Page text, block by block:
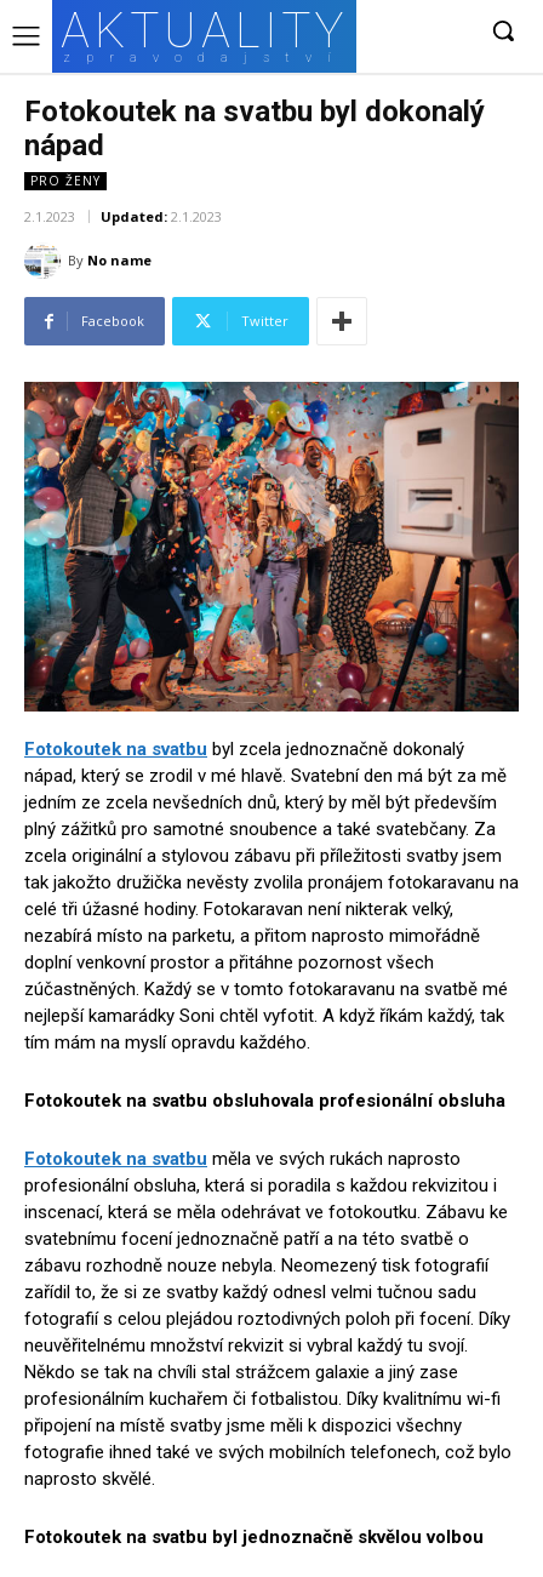
AKTUALITY
zpravodajství
Fotokoutek na svatbu byl dokonalý
nápad
PRO ŽENY
2.1.2023 Updated: 2.1.2023
By No name
Facebook Twitter
Fotokoutek na svatbu byl zcela jednoznačně dokonalý
nápad, který se zrodil v mé hlavě. Svatební den má být za mě
jedním ze zcela nevšedních dnů, který by měl být především
plný zážitků pro samotné snoubence a také svatebčany. Za
zcela originální a stylovou zábavu při příležitosti svatby jsem
tak jakožto družička nevěsty zvolila pronájem fotokaravanu na
celé tři úžasné hodiny. Fotokaravan není nikterak velký,
nezabírá místo na parketu, a přitom naprosto mimořádně
doplní venkovní prostor a přitáhne pozornost všech
zúčastněných. Každý se v tomto fotokaravanu na svatbě mé
nejlepší kamarádky Soni chtěl vyfotit. A když říkám každý, tak
tím mám na myslí opravdu každého.
Fotokoutek na svatbu obsluhovala profesionální obsluha
Fotokoutek na svatbu měla ve svých rukách naprosto
profesionální obsluha, která si poradila s každou rekvizitou i
inscenací, která se měla odehrávat ve fotokoutku. Zábavu ke
svatebnímu focení jednoznačně patří a na této svatbě o
zábavu rozhodně nouze nebyla. Neomezený tisk fotografií
zařídil to, že si ze svatby každý odnesl velmi tučnou sadu
fotografií s celou plejádou roztodivných poloh při focení. Díky
neuvěřitelnému množství rekvizit si vybral každý tu svojí.
Někdo se tak na chvíli stal strážcem galaxie a jiný zase
profesionálním kuchařem či fotbalistou. Díky kvalitnímu wi-fi
připojení na místě svatby jsme měli k dispozici všechny
fotografie ihned také ve svých mobilních telefonech, což bylo
naprosto skvělé.
Fotokoutek na svatbu byl jednoznačně skvělou volbou